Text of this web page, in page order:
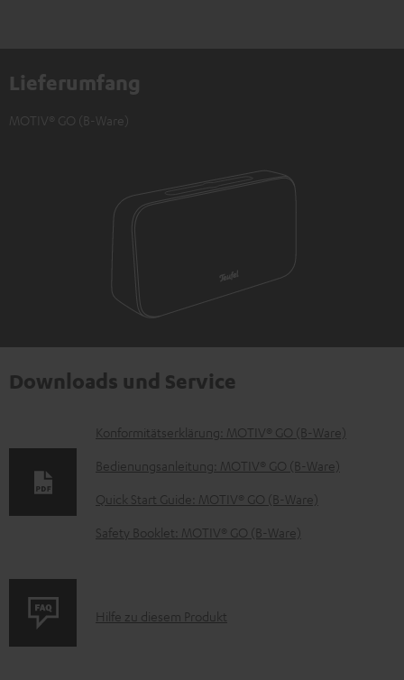
Lieferumfang
MOTIV® GO (B-Ware)
Downloads und Service
D
o
m
t
Konformitätserklärung: MOTIV® GO (B-Ware)
Bedienungsanleitung: MOTIV® GO (B-Ware)
Quick Start Guide: MOTIV® GO (B-Ware)
Safety Booklet: MOTIV® GO (B-Ware)
P
Hilfe zu diesem Produkt